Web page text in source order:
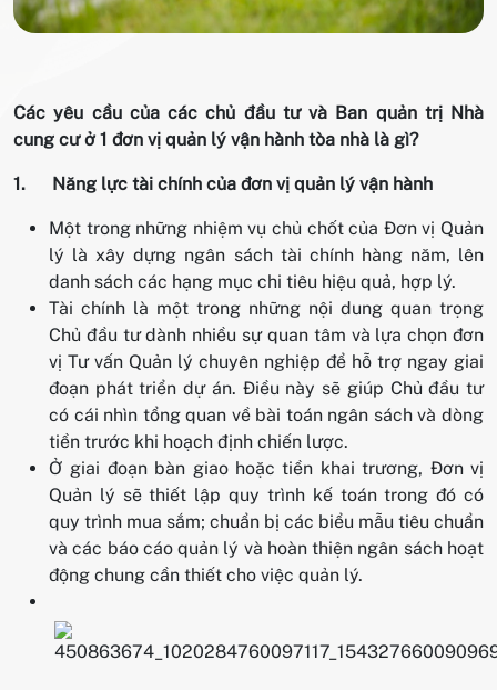
Các yêu cầu của các chủ đầu tư và Ban quản trị Nhà
cung cư ở 1 đơn vị quản lý vận hành tòa nhà là gì?
1. Năng lực tài chính của đơn vị quản lý vận hành
Một trong những nhiệm vụ chủ chốt của Đơn vị Quản
lý là xây dựng ngân sách tài chính hàng năm, lên
danh sách các hạng mục chi tiêu hiệu quả, hợp lý.
Tài chính là một trong những nội dung quan trọng
Chủ đầu tư dành nhiều sự quan tâm và lựa chọn đơn
vị Tư vấn Quản lý chuyên nghiệp để hỗ trợ ngay giai
đoạn phát triển dự án. Điều này sẽ giúp Chủ đầu tư
có cái nhìn tổng quan về bài toán ngân sách và dòng
tiền trước khi hoạch định chiến lược.
Ở giai đoạn bàn giao hoặc tiền khai trương, Đơn vị
Quản lý sẽ thiết lập quy trình kế toán trong đó có
quy trình mua sắm; chuẩn bị các biểu mẫu tiêu chuẩn
và các báo cáo quản lý và hoàn thiện ngân sách hoạt
động chung cần thiết cho việc quản lý.